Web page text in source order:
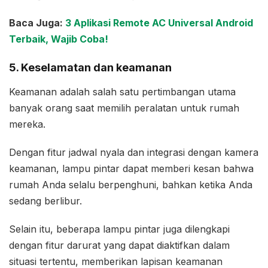
Baca Juga: 3 Aplikasi Remote AC Universal Android
Terbaik, Wajib Coba!
5. Keselamatan dan keamanan
Keamanan adalah salah satu pertimbangan utama
banyak orang saat memilih peralatan untuk rumah
mereka.
Dengan fitur jadwal nyala dan integrasi dengan kamera
keamanan, lampu pintar dapat memberi kesan bahwa
rumah Anda selalu berpenghuni, bahkan ketika Anda
sedang berlibur.
Selain itu, beberapa lampu pintar juga dilengkapi
dengan fitur darurat yang dapat diaktifkan dalam
situasi tertentu, memberikan lapisan keamanan